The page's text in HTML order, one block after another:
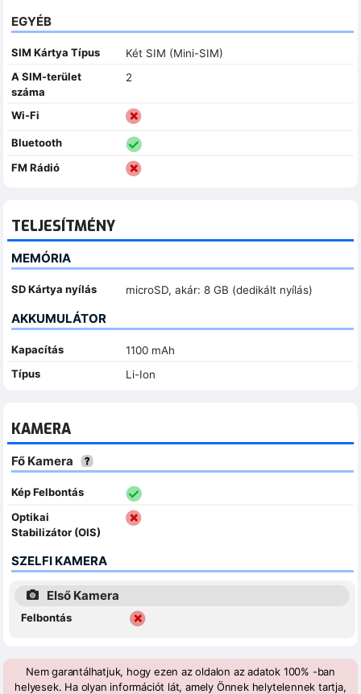
EGYÉB
SIM Kártya Típus
Két SIM (Mini-SIM)
A SIM-terület
száma
2
Wi-Fi
Bluetooth
FM Rádió
TELJESÍTMÉNY
MEMÓRIA
SD Kártya nyílás microSD, akár: 8 GB (dedikált nyílás)
AKKUMULÁTOR
Kapacítás
1100 mAh
Típus
Li-Ion
KAMERA
Fő Kamera
Kép Felbontás
Optikai
Stabilizátor (OIS)
SZELFI KAMERA
Első Kamera
Felbontás
Nem garantálhatjuk, hogy ezen az oldalon az adatok 100% -ban
helyesek. Ha olyan információt lát, amely Önnek helytelennek tartja,